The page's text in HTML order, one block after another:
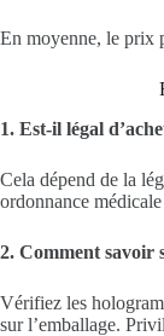
En moyenne, le prix
1. Est-il légal
Cela dépend de la
ordonnance
2. Comment savoir
Vérifiez les
sur l’emballage.